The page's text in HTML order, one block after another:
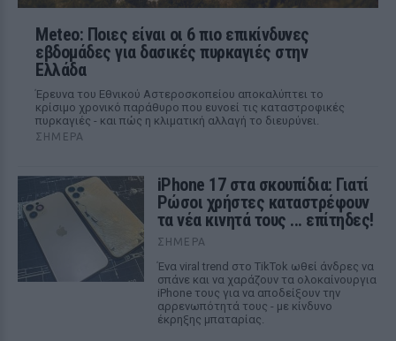
Meteo: Ποιες είναι οι 6 πιο επικίνδυνες
εβδομάδες για δασικές πυρκαγιές στην
Ελλάδα
Έρευνα του Εθνικού Αστεροσκοπείου αποκαλύπτει το
κρίσιμο χρονικό παράθυρο που ευνοεί τις καταστροφικές
πυρκαγιές - και πώς η κλιματική αλλαγή το διευρύνει.
ΣΉΜΕΡΑ
iPhone 17 στα σκουπίδια: Γιατί
Ρώσοι χρήστες καταστρέφουν
τα νέα κινητά τους ... επίτηδες!
ΣΉΜΕΡΑ
Ένα viral trend στο TikTok ωθεί άνδρες να
σπάνε και να χαράζουν τα ολοκαίνουργια
iPhone τους για να αποδείξουν την
αρρενωπότητά τους - με κίνδυνο
έκρηξης μπαταρίας.